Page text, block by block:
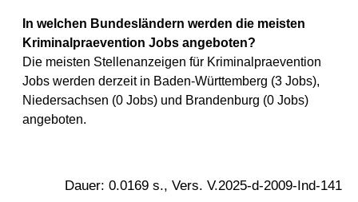
In welchen Bundesländern werden die meisten
Kriminalpraevention Jobs angeboten?
Die meisten Stellenanzeigen für Kriminalpraevention
Jobs werden derzeit in Baden-Württemberg (3 Jobs),
Niedersachsen (0 Jobs) und Brandenburg (0 Jobs)
angeboten.
Dauer: 0.0169 s., Vers. V.2025-d-2009-Ind-141